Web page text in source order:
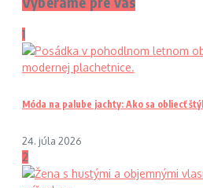
1
Móda na palube jachty: Ako sa obliecť
24. júla 2026
2